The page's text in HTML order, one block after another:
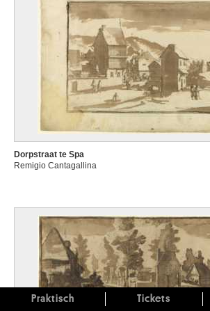
Dorpstraat te Spa
Remigio Cantagallina
Praktisch Tickets